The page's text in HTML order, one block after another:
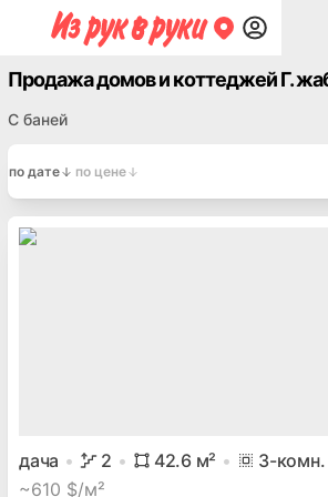
Продажа домов и коттеджей Г.
С баней
по дате по цене
дача 2 42.6м² 3-комн.
~610 $/м²